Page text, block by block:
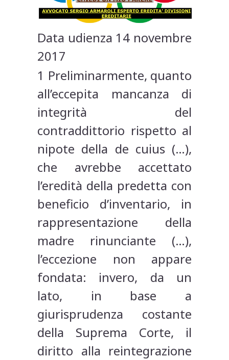
Data udienza 14 novembre
2017
1 Preliminarmente, quanto
all’eccepita mancanza di
integrità del
contraddittorio rispetto al
nipote della de cuius (…),
che avrebbe accettato
l’eredità della predetta con
beneficio d’inventario, in
rappresentazione della
madre rinunciante (…),
l’eccezione non appare
fondata: invero, da un
lato, in base a
giurisprudenza costante
della Suprema Corte, il
diritto alla reintegrazione